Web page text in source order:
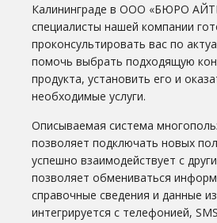
Калининграде в ООО «БЮРО
специалисты нашей компании
проконсультировать вас по
помочь выбрать подходящую
продукта, установить его и
необходимые услуги.
Описываемая система
позволяет подключать новых
успешно взаимодействует с
позволяет обмениваться
справочные сведения и данные
интегрируется с телефонией,